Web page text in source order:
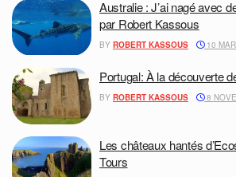
Australie : J’ai nagé avec
par Robert Kassous
BY ROBERT KASSOUS 10
Portugal: À la découverte
BY ROBERT KASSOUS 8
Les châteaux hantés
Tours